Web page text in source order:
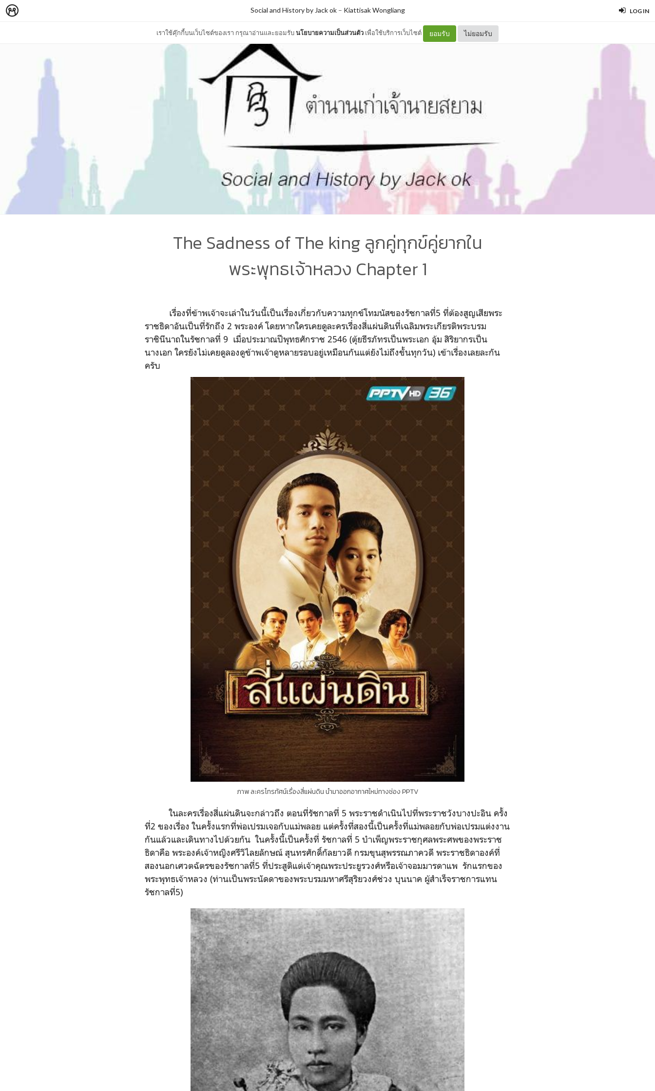
LOG IN
เราใช้คุ๊กกี้บนเว็บไซต์ของเรา กรุณาอ่านและยอมรับนโยบายความเป็นส่วนตัว เพื่อใช้บริการเว็บไซต์ ยอมรับ ไม่ยอมรับ
Social and History by Jack ok– Kiattisak Wongliang
The Sadness of The king ลูกคู่ทุกข์คู่ยากใน
พระพุทธเจ้าหลวง Chapter 1
เรื่องที่ข้าพเจ้าจะเล่าในวันนี้เป็นเรื่องเกี่ยวกับความทุกข์โทมนัสของรัชกาลที่5 ที่ต้องสูญเสียพระ
ราชธิดาอันเป็นที่รักถึง 2 พระองค์ โดยหากใครเคยดูละครเรื่องสี่แผ่นดินที่เฉลิมพระเกียรติพระบรม
ราชินีนาถในรัชกาลที่ 9 เมื่อประมาณปีพุทธศักราช 2546 (ตุ้ยธีรภัทรเป็นพระเอก อุ้ม สิริยากรเป็น
นางเอก ใครยังไม่เคยดูลองดูข้าพเจ้าดูหลายรอบอยู่เหมือนกันแต่ยังไม่ถึงขั้นทุกวัน) เข้าเรื่องเลยละกัน
ครับ
ภาพ ละครโทรทัศน์เรื่องสี่แผ่นดิน นำมาออกอากาศใหม่ทางช่อง PPTV
ในละครเรื่องสี่แผ่นดินจะกล่าวถึง ตอนที่รัชกาลที่ 5 พระราชดำเนินไปที่พระราชวังบางปะอิน ครั้ง
ที่2 ของเรื่อง ในครั้งแรกที่พ่อเปรมเจอกับแม่พลอย แต่ครั้งที่สองนี้เป็นครั้งที่แม่พลอยกับพ่อเปรมแต่งงาน
กันแล้วและเดินทางไปด้วยกัน ในครั้งนี้เป็นครั้งที่ รัชกาลที่ 5 บำเพ็ญพระราชกุศลพระศพของพระราช
ธิดาคือ พระองค์เจ้าหญิงศรีวิไลยลักษณ์ สุนทรศักดิ์กัลยาวดี กรมขุนสุพรรณภาควดี พระราชธิดาองค์ที่
สองนอกเศวตฉัตรของรัชกาลที่5 ที่ประสูติแต่เจ้าคุณพระประยูรวงศ์หรือเจ้าจอมมารดาแพ รักแรกของ
พระพุทธเจ้าหลวง (ท่านเป็นพระนัดดาของพระบรมมหาศรีสุริยวงศ์ช่วง บุนนาค ผู้สำเร็จราชการแทน
รัชกาลที่5)